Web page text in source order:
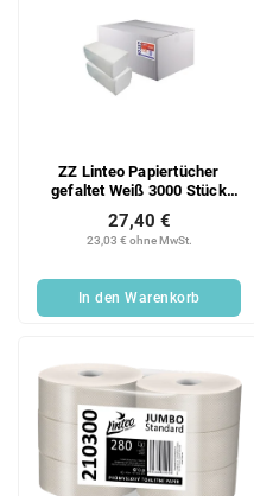
ZZ Linteo Papiertücher
gefaltet Weiß 3000 Stück
Ganzkarton 20 Stück
23,03 € ohne MwSt.
27,40 €
In den Warenkorb